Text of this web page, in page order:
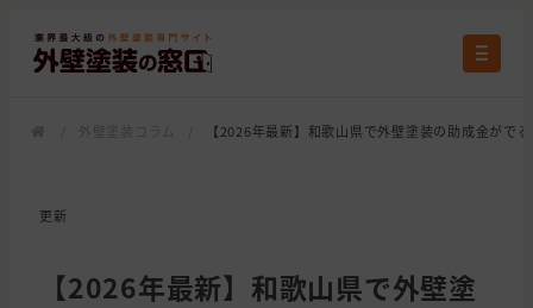
【2026年最新】和歌山県で外壁塗装の助成金がで
更新
【2026年最新】和歌山県で外壁塗